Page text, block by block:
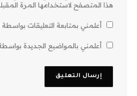
هذا المتصفح لاستخدامها المرة
أعلمني بمتابعة التعليقات بواسطة
أعلمني بالمواضيع الجديدة بواسطة